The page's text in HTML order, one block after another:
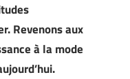
Revenons aux
à la mode